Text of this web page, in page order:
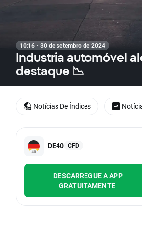
10:16 · 30 de setembro de 2024
Industria automóvel
destaque 📉
DE40 CFD
DESCARREGUE A APP
GRATUITAMENTE
Notícias De Índices